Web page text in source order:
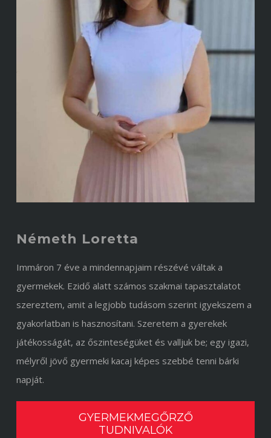
Németh Loretta
Immáron 7 éve a mindennapjaim részévé váltak a
gyermekek. Ezidő alatt számos szakmai tapasztalatot
szereztem, amit a legjobb tudásom szerint igyekszem a
gyakorlatban is hasznosítani. Szeretem a gyerekek
játékosságát, az őszinteségüket és valljuk be; egy igazi,
mélyről jövő gyermeki kacaj képes szebbé tenni bárki
napját.
GYERMEKMEGŐRZŐ
TUDNIVALÓK